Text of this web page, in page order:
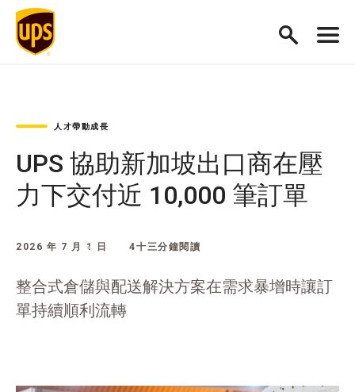
人才帶動成長
UPS 協助新加坡出口商在壓
力下交付近 10,000 筆訂單
2026 年 7 月 1 日 4十三分鐘閱讀
整合式倉儲與配送解決方案在需求暴增時讓訂
單持續順利流轉